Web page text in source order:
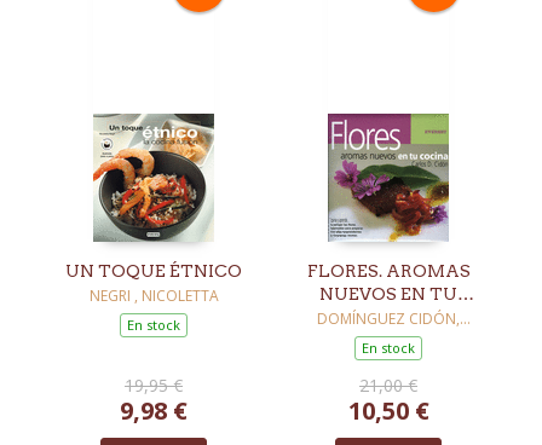
UN TOQUE ÉTNICO
NEGRI , NICOLETTA
En stock
19,95 €
9,98 €
FLORES. AROMAS
NUEVOS EN TU
COCINA
DOMÍNGUEZ CIDÓN,
CARLOS
En stock
21,00 €
10,50 €